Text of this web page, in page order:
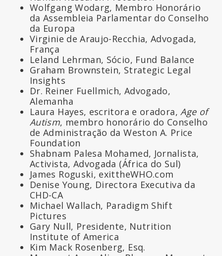
Wolfgang Wodarg, Membro Honorário
da Assembleia Parlamentar do Conselho
da Europa
Virginie de Araujo-Recchia, Advogada,
França
Leland Lehrman, Sócio, Fund Balance
Graham Brownstein, Strategic Legal
Insights
Dr. Reiner Fuellmich, Advogado,
Alemanha
Laura Hayes, escritora e oradora, Age of
Autism, membro honorário do Conselho
de Administração da Weston A. Price
Foundation
Shabnam Palesa Mohamed, Jornalista,
Activista, Advogada (África do Sul)
James Roguski, exittheWHO.com
Denise Young, Directora Executiva da
CHD-CA
Michael Wallach, Paradigm Shift
Pictures
Gary Null, Presidente, Nutrition
Institute of America
Kim Mack Rosenberg, Esq.